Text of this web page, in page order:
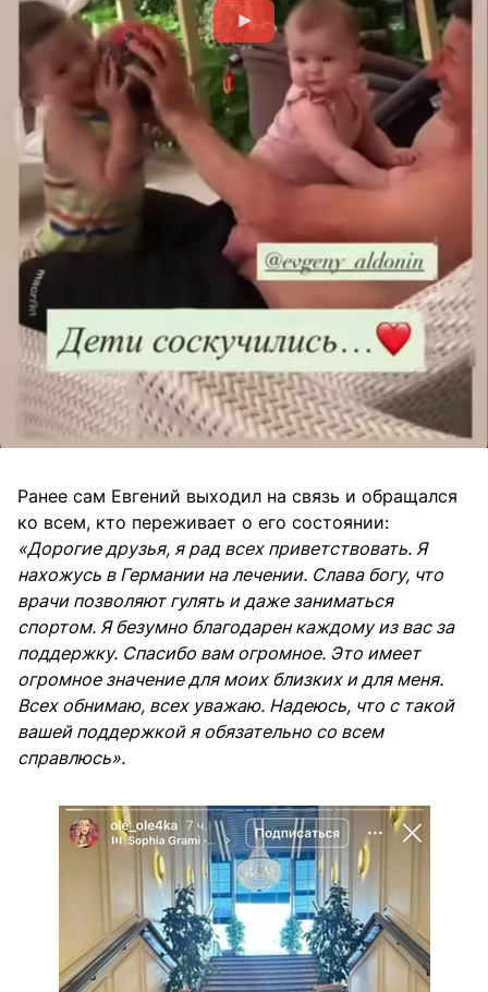
Ранее сам Евгений выходил на связь и обращался
ко всем, кто переживает о его состоянии:
«Дорогие друзья, я рад всех приветствовать. Я
нахожусь в Германии на лечении. Слава богу, что
врачи позволяют гулять и даже заниматься
спортом. Я безумно благодарен каждому из вас за
поддержку. Спасибо вам огромное. Это имеет
огромное значение для моих близких и для меня.
Всех обнимаю, всех уважаю. Надеюсь, что с такой
вашей поддержкой я обязательно со всем
справлюсь».